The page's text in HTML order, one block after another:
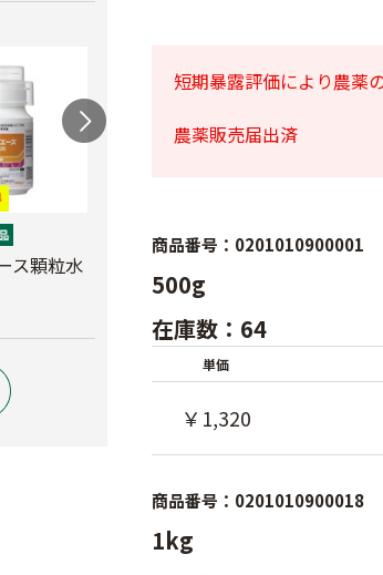
ス顆粒水
スミチオン乳剤
￥1,650
オルトラン
短期暴露評価により農薬
農薬販売届出済
商品番号：0201010900001
500g
在庫数：64
単価
￥1,320
商品番号：0201010900018
1kg